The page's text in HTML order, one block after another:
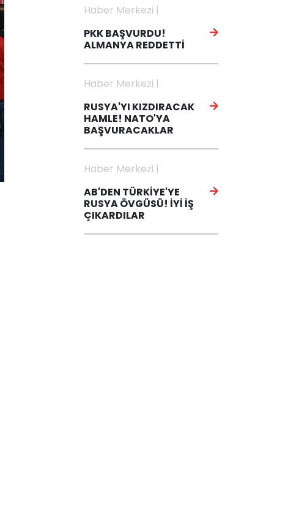
Haber Merkezi |
PKK BAŞVURDU!
ALMANYA REDDETTİ
Haber Merkezi |
RUSYA'YI KIZDIRACAK
HAMLE! NATO'YA
BAŞVURACAKLAR
Haber Merkezi |
AB'DEN TÜRKİYE'YE
RUSYA ÖVGÜSÜ! İYİ İŞ
ÇIKARDILAR